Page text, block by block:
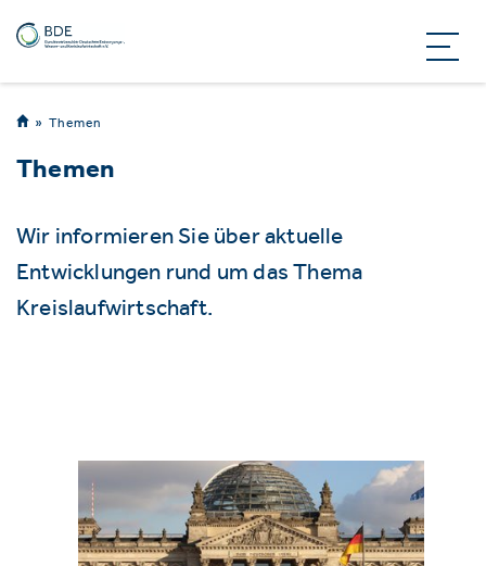
Themen
Themen
Wir informieren Sie über aktuelle
Entwicklungen rund um das Thema
Kreislaufwirtschaft.